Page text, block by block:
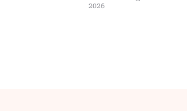
2026